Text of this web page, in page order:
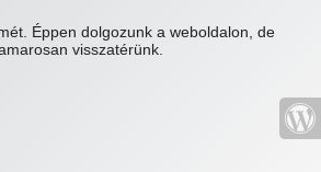
Éppen dolgozunk a weboldalon, de
visszatérünk.